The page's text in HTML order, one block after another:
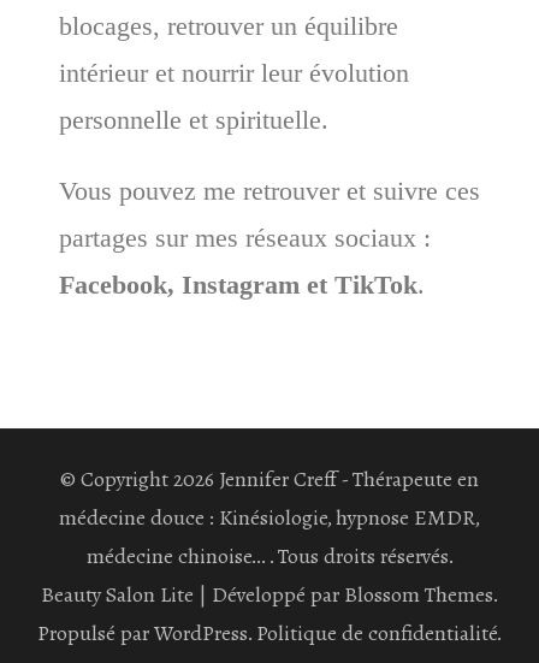
blocages, retrouver un équilibre
intérieur et nourrir leur évolution
personnelle et spirituelle.
Vous pouvez me retrouver et suivre ces
partages sur mes réseaux sociaux :
Facebook, Instagram et TikTok.
© Copyright 2026 Jennifer Creff - Thérapeute en
médecine douce : Kinésiologie, hypnose EMDR,
médecine chinoise.... Tous droits réservés.
Beauty Salon Lite | Développé parBlossom Themes.
Propulsé parWordPress.Politique de confidentialité.